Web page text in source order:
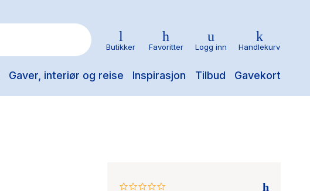
Gaver, interiør og reise Inspirasjon Tilbud Gavekort
Butikker Favoritter Logg inn Handlekurv